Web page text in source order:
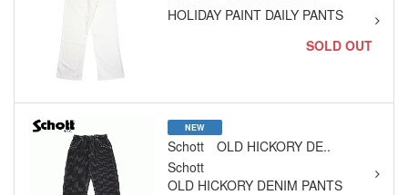
HOLIDAY PAINT DAILY PANTS
SOLD OUT
NEW
Schott OLD HICKORY DE..
Schott
OLD HICKORY DENIM PANTS